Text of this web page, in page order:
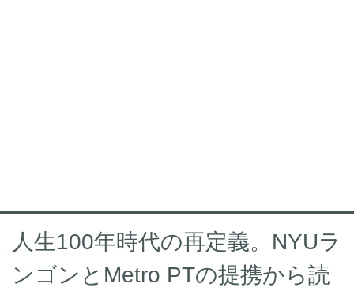
人生100年時代の再定義。NYUラ
ンゴンとMetro PTの提携から読